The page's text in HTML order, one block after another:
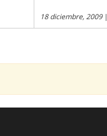
18 diciembre, 2009|